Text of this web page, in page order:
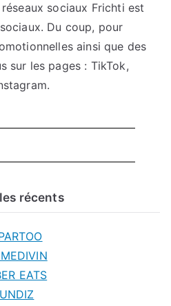
sociaux Frichti est
Du coup, pour
ainsi que des
sur les pages : TikTok,
récents
EATS
UNDIZ